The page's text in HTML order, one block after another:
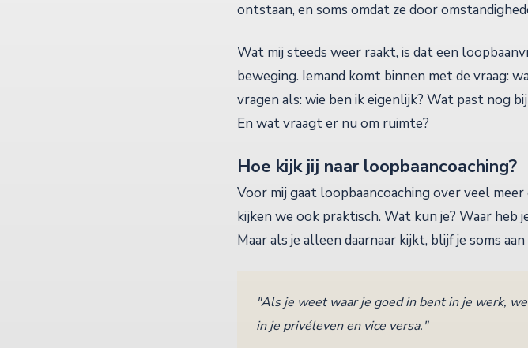
ontstaan, en soms omdat ze door
Wat mij steeds weer raakt, is dat een
beweging. Iemand komt binnen met de vraag:
vragen als: wie ben ik eigenlijk? Wat past nog
En wat vraagt er nu om ruimte?
Hoe kijk jij naar loopbaancoaching?
Voor mij gaat loopbaancoaching over veel
kijken we ook praktisch. Wat kun je? Waar heb
Maar als je alleen daarnaar kijkt, blijf je soms
"Als je weet waar je goed in bent in je werk,
in je privéleven en vice versa."